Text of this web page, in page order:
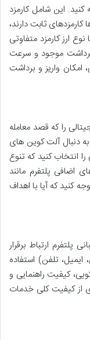
این شامل کارمزد
ثابت دارند،
ارز کارمزد متفاوتی
موجود و سرعت
امکان واریز و برداشت
را که قصد معامله
به دنبال آلت کوین های
انتخاب کنید که تنوع
اضافی پلتفرم مانند
کنید که آیا با اهداف
پلتفرم ارتباط برقرار
تلفن) استفاده
کیفیت راهنمایی و
از کیفیت کلی خدمات